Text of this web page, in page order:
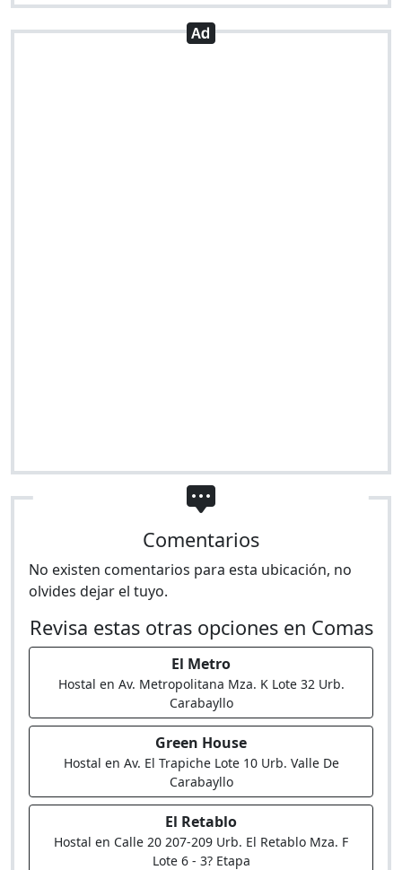
Comentarios
No existen comentarios para esta ubicación, no
olvides dejar el tuyo.
Revisa estas otras opciones en Comas
El Metro
Hostal en Av. Metropolitana Mza. K Lote 32 Urb.
Carabayllo
Green House
Hostal en Av. El Trapiche Lote 10 Urb. Valle De
Carabayllo
El Retablo
Hostal en Calle 20 207-209 Urb. El Retablo Mza. F
Lote 6 - 3? Etapa